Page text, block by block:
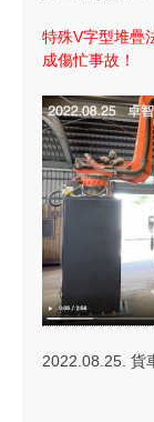
特殊V字型堆疊
成傷忙事故！
2022.08.25. 貨